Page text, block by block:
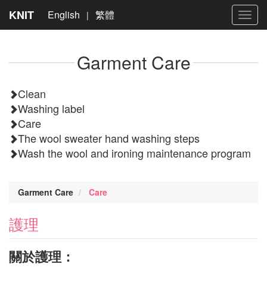
KNIT English | 繁體
Garment Care
Clean
Washing label
Care
The wool sweater hand washing steps
Wash the wool and ironing maintenance program
Garment Care Care
護理
關於護理：